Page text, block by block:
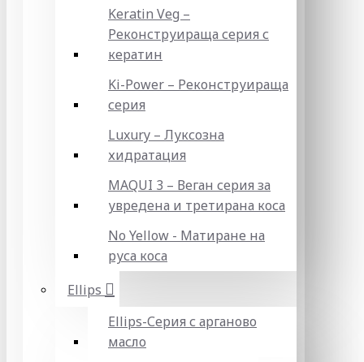
Keratin Veg –
Реконструираща серия с
кератин
Ki-Power – Реконструираща
серия
Luxury – Луксозна
хидратация
MAQUI 3 – Веган серия за
увредена и третирана коса
No Yellow - Матиране на
руса коса
Ellips
Ellips-Серия с арганово
масло